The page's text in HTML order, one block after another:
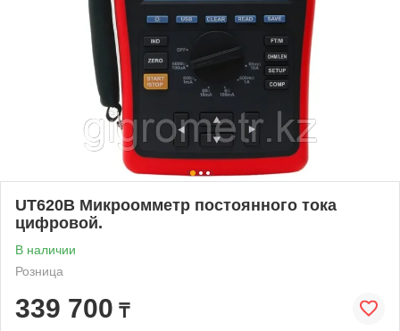
UT620B Микроомметр постоянного тока
цифровой.
В наличии
Розница
339 700 ₸